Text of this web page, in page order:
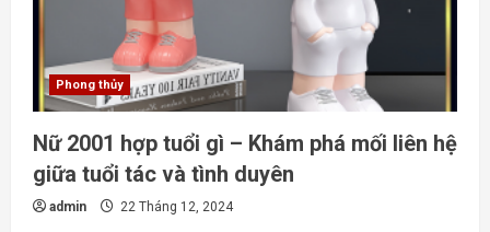
sống
Phong thủy
Nữ 2001 hợp tuổi gì – Khám phá mối liên hệ
giữa tuổi tác và tình duyên
admin 22 Tháng 12, 2024